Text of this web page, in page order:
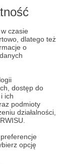
czasie
dlatego też
o
dostęp do
ich
podmioty
działalności,
opcję
Twoich danych
możliwa
"Zgodna na
formularz
oraz